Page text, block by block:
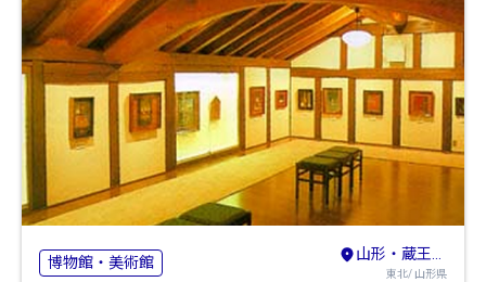
博物館・美術館 山形・蔵王・天童・上山
東北/ 山形県